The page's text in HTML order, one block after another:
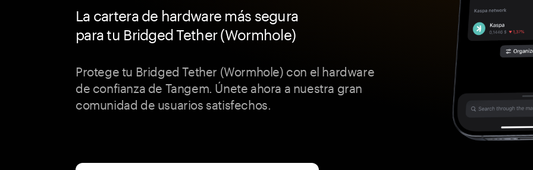
La cartera de hardware más segura
para tu Bridged Tether (Wormhole)
Protege tu Bridged Tether (Wormhole) con el hardware
de confianza de Tangem. Únete ahora a nuestra gran
comunidad de usuarios satisfechos.